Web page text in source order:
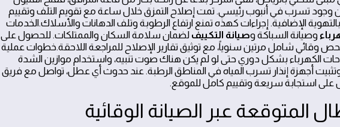
وجود تسرب في أنبوب رئيسي. تمت إصلاح التمزق خلال ساعة مع تقويم التلف وتقييم
الإضافية. إجراءات كهذه تمنع ارتفاع الرطوبة وتلف الدهانات والأسلاك.الخدمات
وصيانة السباكة وصيانة التكييف لضمان سلامة السكان والممتلكات. للحصول على
وقائي شامل مرتين سنوياً، مع توثيق تقارير الإصلاح للمراجعة اللاحقة.خطوات عملية
الكهرباء بشكل دوري حتى لو لم يكن هناك صوت تنبيه، واستخدام موازين الشدة
أجهزة إنذار تسرب المياه في المناطق الرطبة. عند حدوث أي عطل، تواصل مع فريق
على استجابة سريعة وتقييم كامل للموقع.